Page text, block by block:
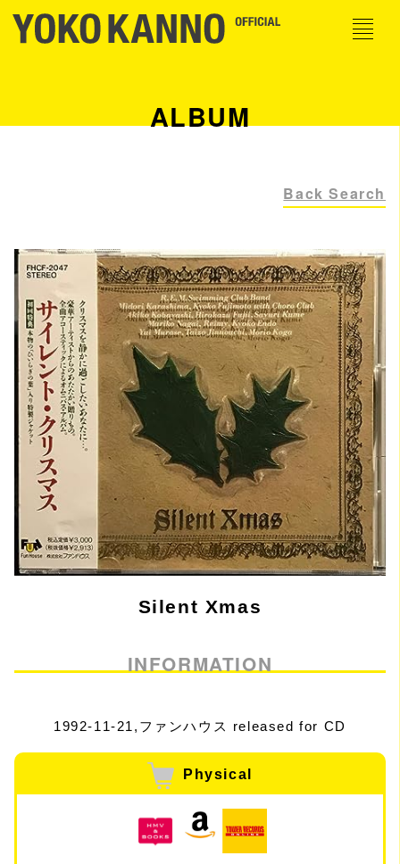
ALBUM
Back Search
Silent Xmas
INFORMATION
1992-11-21,ファンハウス released for CD
Physical